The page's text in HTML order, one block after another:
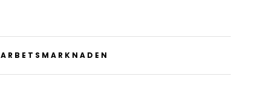
ARBETSMARKNADEN